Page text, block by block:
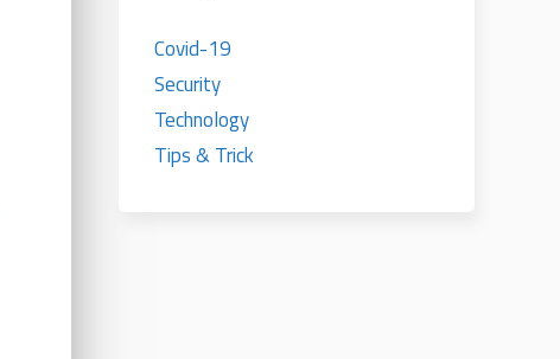
Covid-19
Security
Technology
Tips & Trick